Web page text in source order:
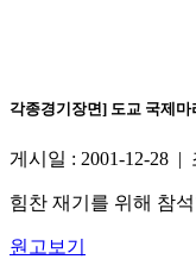
각종경기장면] 도교 국제마
게시일 : 2001-12-28 |
힘찬 재기를 위해 참
원고보기